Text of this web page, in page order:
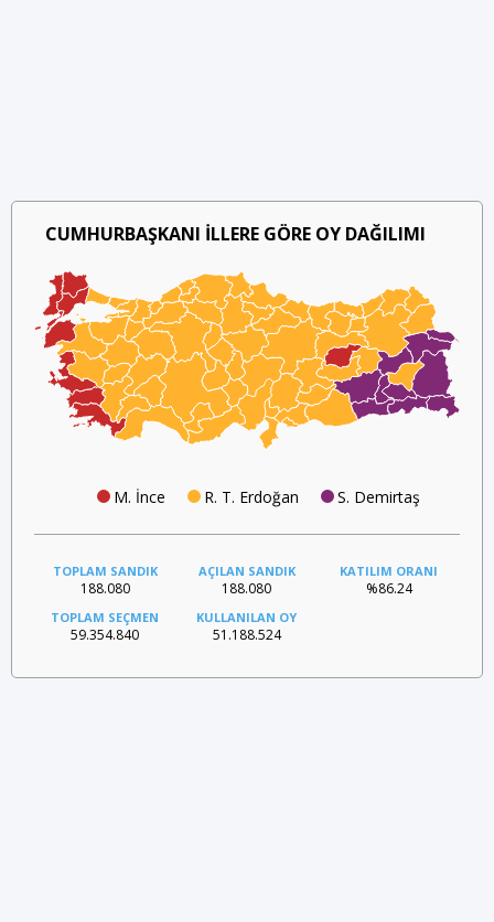
CUMHURBAŞKANI İLLERE GÖRE OY DAĞILIMI
M. İnce R. T. Erdoğan S. Demirtaş
TOPLAM SANDIK
188.080
AÇILAN SANDIK
188.080
KATILIM ORANI
%86.24
TOPLAM SEÇMEN
59.354.840
KULLANILAN OY
51.188.524